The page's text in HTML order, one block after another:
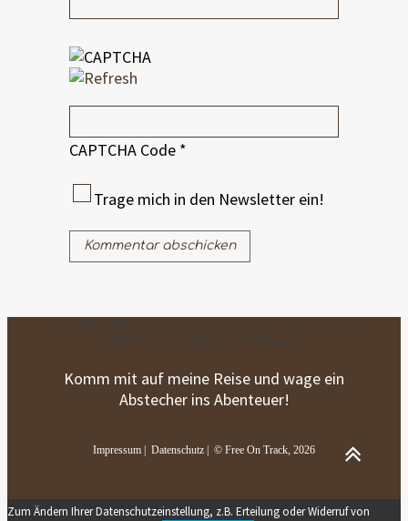
CAPTCHA Code *
Trage mich in den Newsletter ein!
Komm mit auf meine Reise und wage ein
Abstecher ins Abenteuer!
Impressum Datenschutz | © Free On Track, 2026
Zum Ändern Ihrer Datenschutzeinstellung, z.B. Erteilung oder Widerruf von